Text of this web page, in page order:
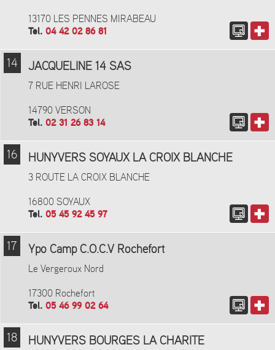
13170 LES PENNES MIRABEAU
Tel. 04 42 02 86 81
14 JACQUELINE 14 SAS
7 RUE HENRI LAROSE
14790 VERSON
Tel. 02 31 26 83 14
16 HUNYVERS SOYAUX LA CROIX BLANCHE
3 ROUTE LA CROIX BLANCHE
16800 SOYAUX
Tel. 05 45 92 45 97
17 Ypo Camp C.O.C.V Rochefort
Le Vergeroux Nord
17300 Rochefort
Tel. 05 46 99 02 64
18 HUNYVERS BOURGES LA CHARITE